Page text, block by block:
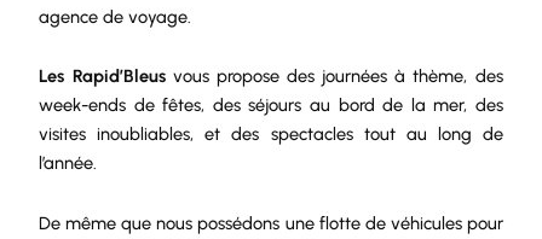
agence de voyage.
Les Rapid’Bleusvous propose des journées à thème, des
week-ends de fêtes, des séjours au bord de la mer, des
visites inoubliables, et des spectacles tout au long de
l’année.
De même que nous possédons une flotte de véhiculespour